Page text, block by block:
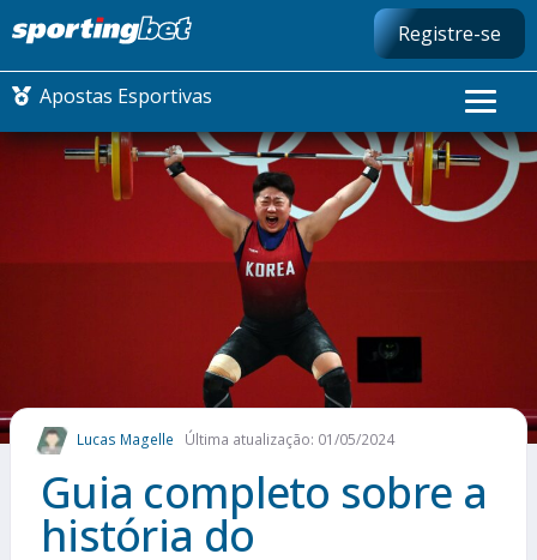
Registre-se
Apostas Esportivas
CONMEBOL LIBERTADORES
FUTEBOL NACIONAL
FUTEBOL INTERNACIONAL
COMO APOSTAR
MAIS ESPORTES
Lucas Magelle Última atualização: 01/05/2024
Guia completo sobre a
história do